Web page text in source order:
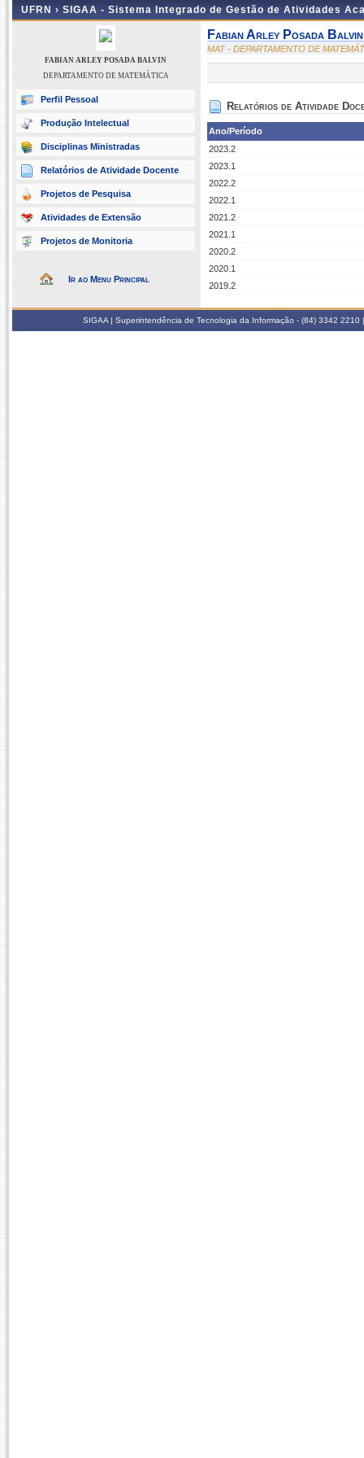
UFRN › SIGAA - Sistema Integrado de Gestão de Atividades
FABIAN ARLEY POSADA BALVIN
DEPARTAMENTO DE MATEMÁTICA
Perfil Pessoal
Produção Intelectual
Disciplinas Ministradas
Relatórios de Atividade Docente
Projetos de Pesquisa
Atividades de Extensão
Projetos de Monitoria
Ir ao Menu Principal
Fabian Arley Posada Balvin
MAT - DEPARTAMENTO DE
Relatórios de Atividade
Ano/Período
2023.2
2023.1
2022.2
2022.1
2021.2
2021.1
2020.2
2020.1
2019.2
SIGAA | Superintendência de Tecnologia da Informação - (84) 3342